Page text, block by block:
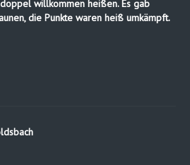
willkommen heißen. Es gab
die Punkte waren heiß umkämpft.